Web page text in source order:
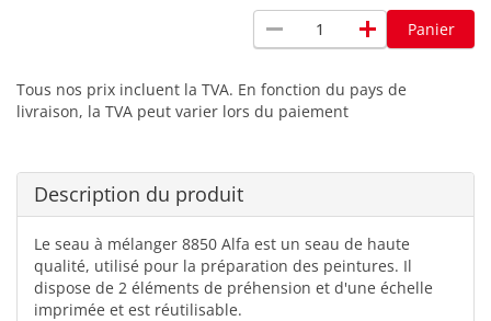
remove add Panier
Tous nos prix incluent la TVA. En fonction du pays de
livraison, la TVA peut varier lors du paiement
Description du produit
Le seau à mélanger 8850 Alfa est un seau de haute
qualité, utilisé pour la préparation des peintures. Il
dispose de 2 éléments de préhension et d'une échelle
imprimée et est réutilisable.